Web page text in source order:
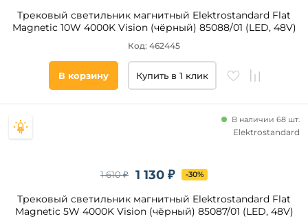
Трековый светильник магнитный Elektrostandard Flat
Magnetic 10W 4000K Vision (чёрный) 85088/01 (LED, 48V)
Код: 462445
В корзину Купить в 1 клик
1 130 ₽
1 610 ₽ -30%
Трековый светильник магнитный Elektrostandard Flat
Magnetic 5W 4000K Vision (чёрный) 85087/01 (LED, 48V)
В наличии 68 шт.
Elektrostandard